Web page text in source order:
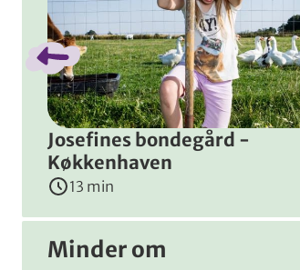
Familiens gamle hund Laika
Instruktører:Emil Langballe,Andrea
Josefines bondegård -
Køkkenhaven
13 min
Minder om